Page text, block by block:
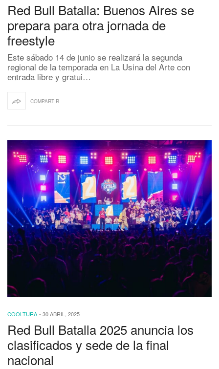
Red Bull Batalla: Buenos Aires se
prepara para otra jornada de
freestyle
Este sábado 14 de junio se realizará la segunda
regional de la temporada en La Usina del Arte con
entrada libre y gratui…
COMPARTIR
COOLTURA - 30 ABRIL, 2025
Red Bull Batalla 2025 anuncia los
clasificados y sede de la final
nacional